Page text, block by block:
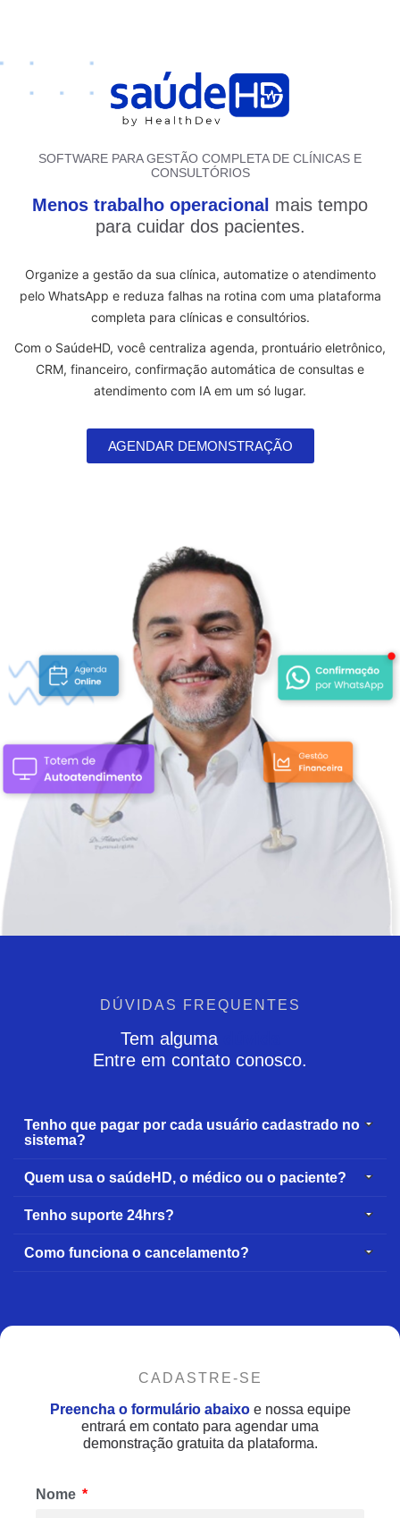
SOFTWARE PARA GESTÃO COMPLETA DE CLÍNICAS E
CONSULTÓRIOS
Menos trabalho operacional mais tempo
para cuidar dos pacientes.
Organize a gestão da sua clínica, automatize o atendimento
pelo WhatsApp e reduza falhas na rotina com uma plataforma
completa para clínicas e consultórios.
Com o SaúdeHD, você centraliza agenda, prontuário eletrônico,
CRM, financeiro, confirmação automática de consultas e
atendimento com IA em um só lugar.
AGENDAR DEMONSTRAÇÃO
DÚVIDAS FREQUENTES
Tem alguma
Entre em contato conosco.
Tenho que pagar por cada usuário cadastrado no
sistema?
Quem usa o saúdeHD, o médico ou o paciente?
Tenho suporte 24hrs?
Como funciona o cancelamento?
CADASTRE-SE
Preencha o formulário abaixoe nossa equipe
entrará em contato para agendar uma
demonstração gratuita da plataforma.
Nome